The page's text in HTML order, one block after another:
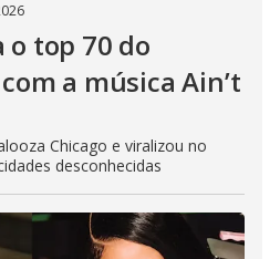
o top 70 do
a música Ain’t
Chicago e viralizou no
desconhecidas